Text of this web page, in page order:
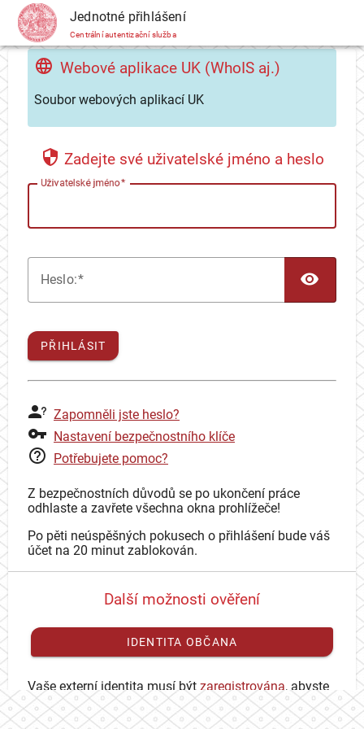
CAS Jednotné přihlášení
Centrální autentizační služba
Webové aplikace UK (WhoIS aj.)
Soubor webových aplikací UK
Zadejte své uživatelské jméno a heslo
Uživatelské jméno
Heslo:
PŘIHLÁSIT
Zapomněli jste heslo?
Nastavení bezpečnostního klíče
Potřebujete pomoc?
Z bezpečnostních důvodů se po ukončení práce
odhlaste a zavřete všechna okna prohlížeče!
Po pěti neúspěšných pokusech o přihlášení bude váš
účet na 20 minut zablokován.
Další možnosti ověření
IDENTITA OBČANA
Vaše externí identita musí být zaregistrována, abyste
se mohli přihlásit ke svému CAS účtu.